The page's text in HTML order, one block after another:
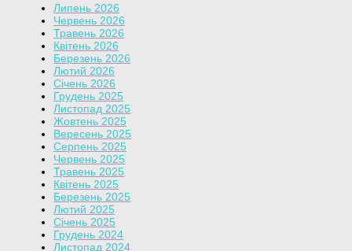
Липень 2026
Червень 2026
Травень 2026
Квітень 2026
Березень 2026
Лютий 2026
Січень 2026
Грудень 2025
Листопад 2025
Жовтень 2025
Вересень 2025
Серпень 2025
Червень 2025
Травень 2025
Квітень 2025
Березень 2025
Лютий 2025
Січень 2025
Грудень 2024
Листопад 2024